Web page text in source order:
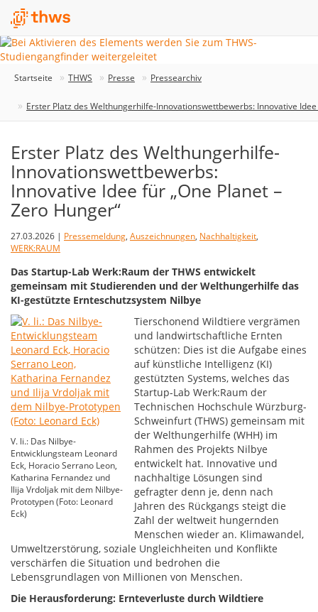
Startseite THWS Presse Pressearchiv
Erster Platz des Welthungerhilfe-Innovationswettbewerbs: Innovative
Erster Platz des Welthungerhilfe-
Innovationswettbewerbs:
Innovative Idee für „One Planet –
Zero Hunger“
27.03.2026 | Pressemeldung, Auszeichnungen, Nachhaltigkeit,
WERK:RAUM
Das Startup-Lab Werk:Raum der THWS entwickelt
gemeinsam mit Studierenden und der Welthungerhilfe das
KI-gestützte Ernteschutzsystem Nilbye
V. li.: Das Nilbye-
Entwicklungsteam Leonard
Eck, Horacio Serrano Leon,
Katharina Fernandez und
Ilija Vrdoljak mit dem Nilbye-
Prototypen (Foto: Leonard
Eck)
Tierschonend Wildtiere vergrämen
und landwirtschaftliche Ernten
schützen: Dies ist die Aufgabe eines
auf künstliche Intelligenz (KI)
gestützten Systems, welches das
Startup-Lab Werk:Raum der
Technischen Hochschule Würzburg-
Schweinfurt (THWS) gemeinsam mit
der Welthungerhilfe (WHH) im
Rahmen des Projekts Nilbye
entwickelt hat. Innovative und
nachhaltige Lösungen sind
gefragter denn je, denn nach
Jahren des Rückgangs steigt die
Zahl der weltweit hungernden
Menschen wieder an. Klimawandel,
Umweltzerstörung, soziale Ungleichheiten und Konflikte
verschärfen die Situation und bedrohen die
Lebensgrundlagen von Millionen von Menschen.
Die Herausforderung: Ernteverluste durch Wildtiere